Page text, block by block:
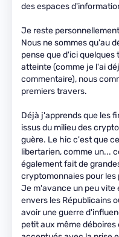
des espaces
Je reste
Nous ne sommes qu'au
pense que d'ici quelques
atteinte (comme je l'ai
commentaire), nous
premiers travers.
Déjà j'apprends que les
issus du milieu des
guère. Le hic c'est que
libertarien, comme un...
également fait de
cryptomonnaies pour
Je m'avance un peu vite
envers les Républicains
avoir une guerre
petit aux même